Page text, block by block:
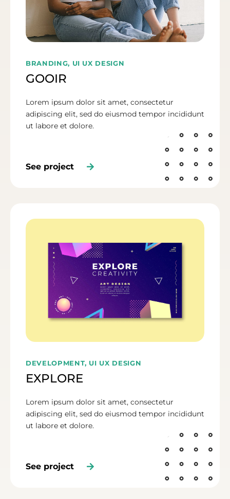
BRANDING, UI UX DESIGN
GOOIR
Lorem ipsum dolor sit amet, consectetur
adipiscing elit, sed do eiusmod tempor incididunt
ut labore et dolore.
See project
DEVELOPMENT, UI UX DESIGN
EXPLORE
Lorem ipsum dolor sit amet, consectetur
adipiscing elit, sed do eiusmod tempor incididunt
ut labore et dolore.
See project